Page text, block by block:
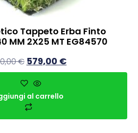
Tappeto Erba Finto
MM 2X25 MT EG84570
€ 579,00 €
al carrello